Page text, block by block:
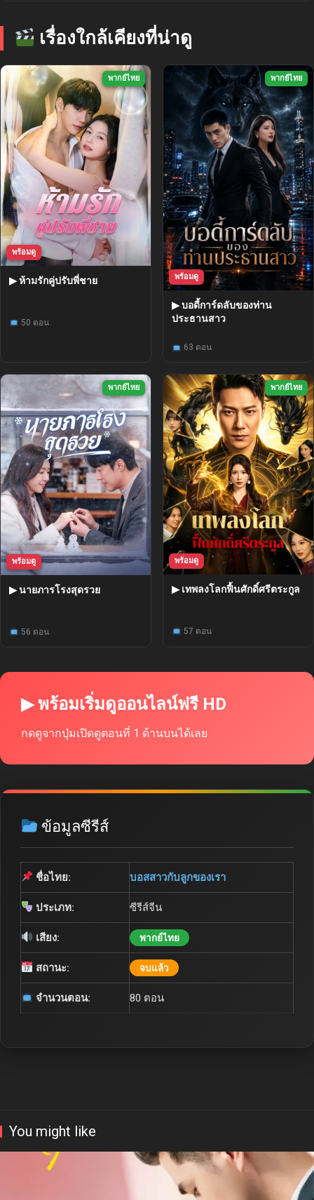
เรื่องใกล้เคียงที่น่าดู
พากย์ไทย
พร้อมดู
▶ ห้ามรักคู่ปรับพี่ชาย
50 ตอน
พากย์ไทย
พร้อมดู
▶ บอดี้การ์ดลับของท่าน
ประธานสาว
63 ตอน
พากย์ไทย
พร้อมดู
▶ นายภารโรงสุดรวย
56 ตอน
พากย์ไทย
พร้อมดู
▶ เทพลงโลกฟื้นศักดิ์ศรีตระกูล
57 ตอน
▶ พร้อมเริ่มดูออนไลน์ฟรี HD
กดดูจากปุ่มเปิดดูตอนที่ 1 ด้านบนได้เลย
ข้อมูลซีรีส์
ชื่อไทย: บอสสาวกับลูกของเรา
ประเภท: ซีรีส์จีน
เสียง: พากย์ไทย
สถานะ: จบแล้ว
จำนวนตอน: 80 ตอน
You might like